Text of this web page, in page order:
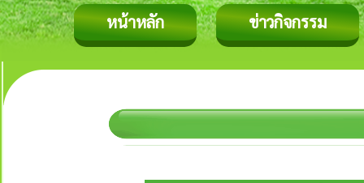
หน้าหลัก ข่าวกิจกรรม